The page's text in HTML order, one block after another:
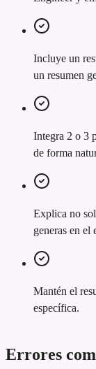
Incluye un
un resumen
Integra 2 o 3
de forma
Explica no
generas en el
Mantén el
específica.
Errores